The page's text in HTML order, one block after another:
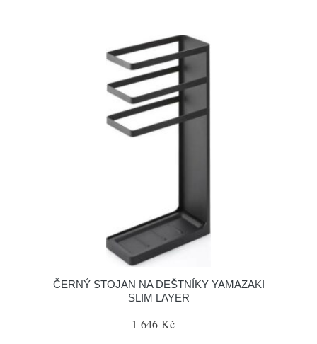
ČERNÝ STOJAN NA DEŠTNÍKY YAMAZAKI
SLIM LAYER
1 646 Kč